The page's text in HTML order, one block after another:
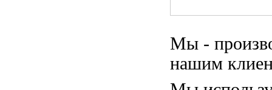
Мы -
нашим